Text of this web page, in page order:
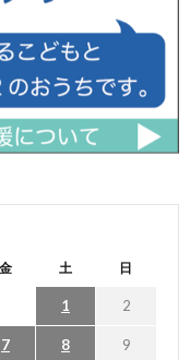
金 土 日
1 2
7 8 9